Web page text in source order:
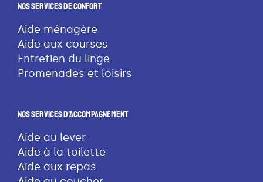
Nos Services De Confort
Aide ménagère
Aide aux courses
Entretien du linge
Promenades et loisirs
Nos Services D’accompagnement
Aide au lever
Aide à la toilette
Aide aux repas